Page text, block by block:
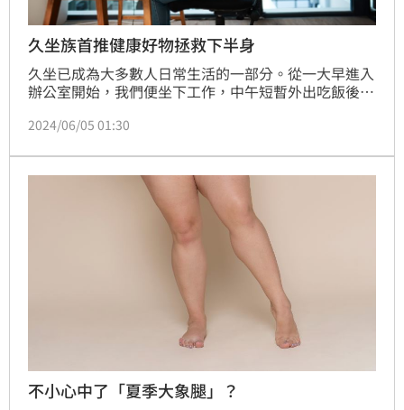
久坐族首推健康好物拯救下半身
久坐已成為大多數人日常生活的一部分。從一大早進入
辦公室開始，我們便坐下工作，中午短暫外出吃飯後，
我們常常在沙發上坐著休息，滑手機直到上床睡覺。一
天平均花費9.3小時坐著，這個數字甚至超過了我們平
均每天的睡覺時間7.7小時。
2024/06/05 01:30
不小心中了「夏季大象腿」？